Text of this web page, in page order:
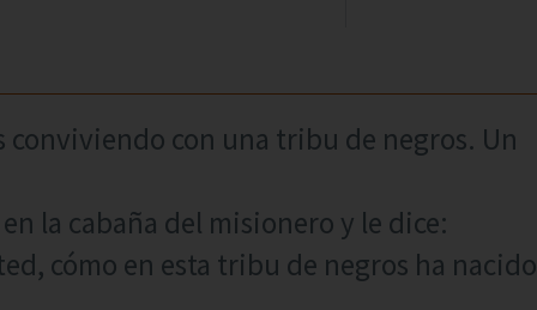
conviviendo con una tribu de negros. Un
la cabaña del misionero y le dice:
cómo en esta tribu de negros ha nacido